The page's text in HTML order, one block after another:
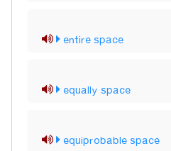
entire space
equally space
equiprobable space